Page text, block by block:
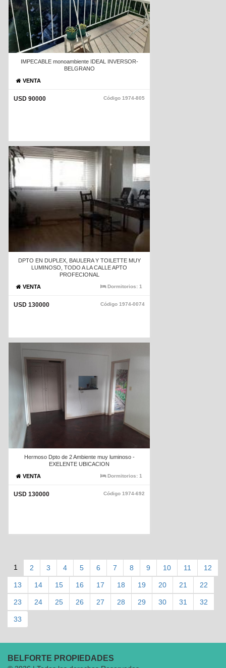
IMPECABLE monoambiente IDEAL INVERSOR-
BELGRANO
VENTA
Código 1974-805
USD 90000
DPTO EN DUPLEX, BAULERA Y TOILETTE MUY
LUMINOSO, TODO A LA CALLE APTO
PROFECIONAL
VENTA
Dormitorios: 1
Código 1974-0074
USD 130000
Hermoso Dpto de 2 Ambiente muy luminoso -
EXELENTE UBICACION
VENTA
Dormitorios: 1
Código 1974-692
USD 130000
1 2 3 4 5 6 7 8 9 10 11 12
13 14 15 16 17 18 19 20 21 22
23 24 25 26 27 28 29 30 31 32
33
BELFORTE PROPIEDADES